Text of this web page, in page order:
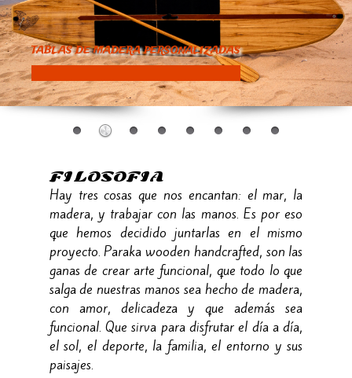
TABLAS DE MADERA PERSONALIZADAS
FILOSOFIA
Hay tres cosas que nos encantan: el mar, la
madera, y trabajar con las manos. Es por eso
que hemos decidido juntarlas en el mismo
proyecto. Paraka wooden handcrafted, son las
ganas de crear arte funcional, que todo lo que
salga de nuestras manos sea hecho de madera,
con amor, delicadeza y que además sea
funcional. Que sirva para disfrutar el día a día,
el sol, el deporte, la familia, el entorno y sus
paisajes.